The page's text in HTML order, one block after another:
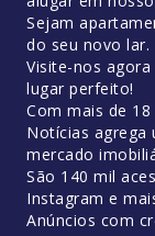
Sejam
do seu novo lar.
Visite-nos
lugar perfeito!
Com mais de
Notícias agrega
mercado
São 140 mil
Instagram e
Anúncios com